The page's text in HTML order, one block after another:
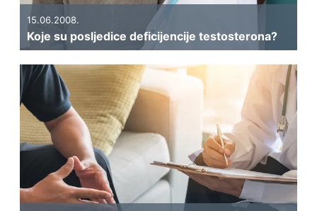
15.06.2008.
Koje su posljedice deficijencije testosterona?